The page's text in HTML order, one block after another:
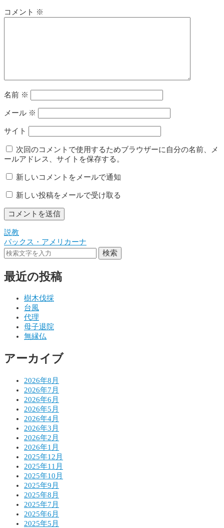
コメント ※
名前 ※
メール ※
サイト
次回のコメントで使用するためブラウザーに自分の名前、メ
ールアドレス、サイトを保存する。
新しいコメントをメールで通知
新しい投稿をメールで受け取る
投
稿
ビ
ン
説教
パックス・アメリカーナ
検索
最近の投稿
樹木伐採
台風
代理
母子退院
無縁仏
アーカイブ
2026年8月
2026年7月
2026年6月
2026年5月
2026年4月
2026年3月
2026年2月
2026年1月
2025年12月
2025年11月
2025年10月
2025年9月
2025年8月
2025年7月
2025年6月
2025年5月